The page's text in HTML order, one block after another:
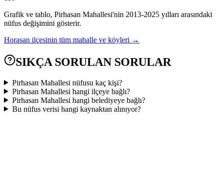
Grafik ve tablo, Pirhasan Mahallesi'nin 2013-2025 yılları arasındaki
nüfus değişimini gösterir.
Horasan ilçesinin tüm mahalle ve köyleri →
SIKÇA SORULAN SORULAR
Pirhasan Mahallesi nüfusu kaç kişi?
Pirhasan Mahallesi hangi ilçeye bağlı?
Pirhasan Mahallesi hangi belediyeye bağlı?
Bu nüfus verisi hangi kaynaktan alınıyor?